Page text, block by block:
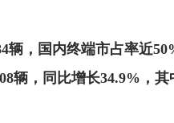
辆，国内终端市占率近
辆，同比增长34.9% ，